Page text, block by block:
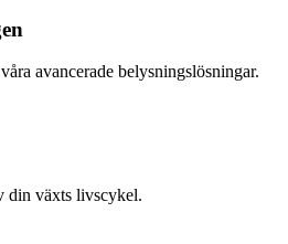
avancerade belysningslösningar.
din växts livscykel.